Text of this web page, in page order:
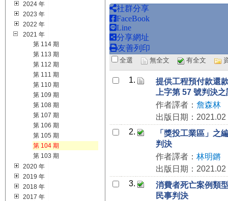
2024 年
2023 年
2022 年
2021 年
第 114 期
第 113 期
第 112 期
第 111 期
第 110 期
第 109 期
第 108 期
第 107 期
第 106 期
第 105 期
第 104 期
第 103 期
2020 年
2019 年
2018 年
2017 年
社群分享
FaceBook
Line
分享網址
友善列印
全選 無全文 有全文
1.
提供工程預付款還
上字第 57 號判決
作者譯者： 詹森林
出版日期：2021.02
2.
「獎投工業區」之
判決
作者譯者： 林明鏘
出版日期：2021.02
3.
消費者死亡案例類
民事判決